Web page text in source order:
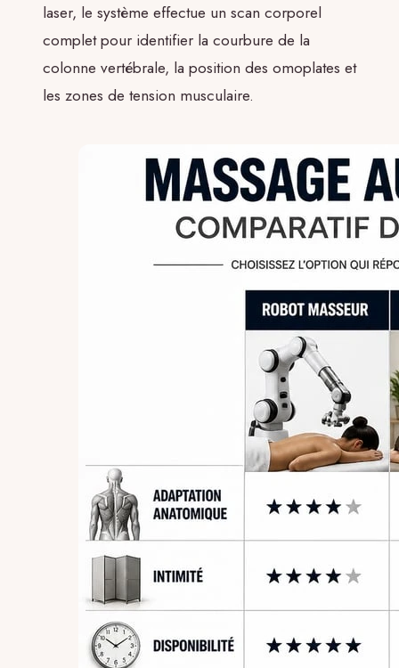
laser, le système effectue un scan corporel
complet pour identifier la courbure de la
colonne vertébrale, la position des omoplates et
les zones de tension musculaire.